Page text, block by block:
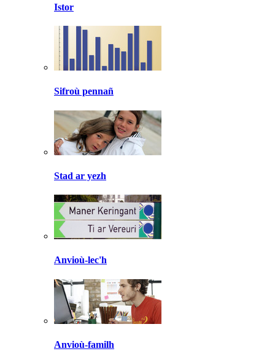
Istor
Sifroù pennañ
Stad ar yezh
Anvioù-lec'h
Anvioù-familh